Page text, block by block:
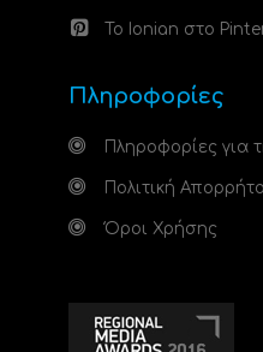
Το Ionian στο
Πληροφορίες
Πληροφορίες για
Πολιτική
Όροι Χρήσης